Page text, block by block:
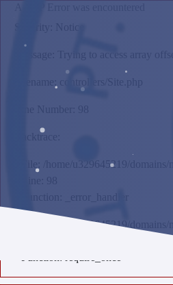
Message: Trying to access array
Backtrace:
File: /home/u329645219/
File: /home/u329645219/